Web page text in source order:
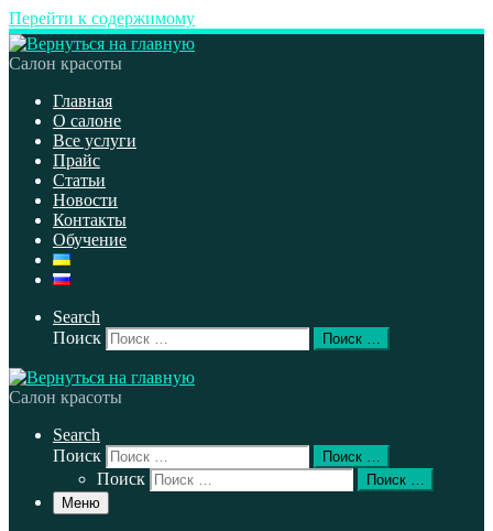
Перейти к содержимому
Салон красоты
Главная
О салоне
Все услуги
Прайс
Статьи
Новости
Контакты
Обучение
Search
Поиск
Поиск …
Салон красоты
Search
Поиск
Поиск …
Поиск
Поиск …
Меню